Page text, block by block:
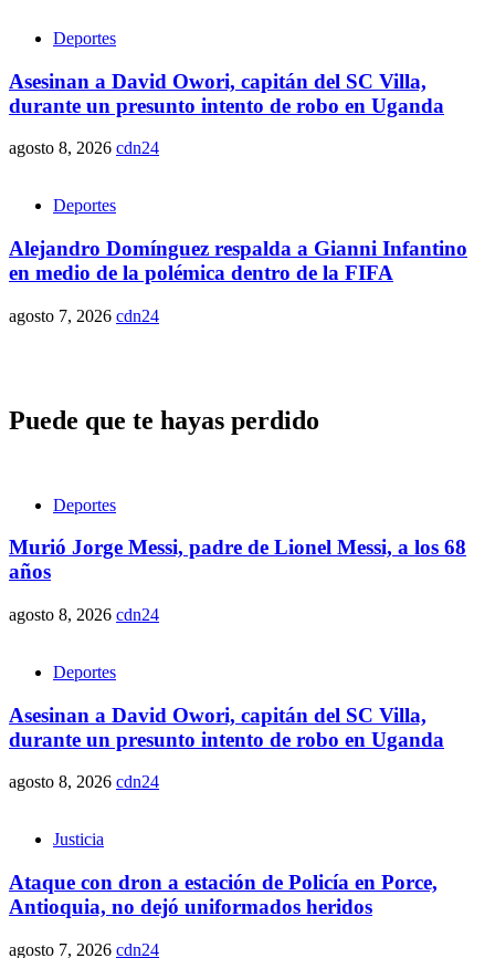
Deportes
Asesinan a David Owori, capitán del SC Villa,
durante un presunto intento de robo en Uganda
agosto 8, 2026 cdn24
Deportes
Alejandro Domínguez respalda a Gianni Infantino
en medio de la polémica dentro de la FIFA
agosto 7, 2026 cdn24
Puede que te hayas perdido
Deportes
Murió Jorge Messi, padre de Lionel Messi, a los 68
años
agosto 8, 2026 cdn24
Deportes
Asesinan a David Owori, capitán del SC Villa,
durante un presunto intento de robo en Uganda
agosto 8, 2026 cdn24
Justicia
Ataque con dron a estación de Policía en Porce,
Antioquia, no dejó uniformados heridos
agosto 7, 2026 cdn24